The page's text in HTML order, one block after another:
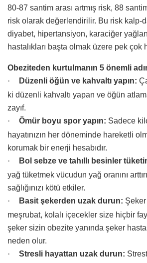
80-87 santim arası artmış risk, 88
risk olarak değerlendirilir. Bu risk kalp-
diyabet, hipertansiyon, karaciğer
hastalıkları başta olmak üzere pek çok
Obeziteden kurtulmanın 5 önemli
·
Düzenli öğün ve kahvaltı yapın:
ki düzenli kahvaltı yapan ve öğün
zayıf.
·
Ömür boyu spor yapın: Sadece
hayatınızın her döneminde hareketli
korumak bir enerji hesabıdır.
·
Bol sebze ve tahıllı besinler
yağ tüketmek vücudun yağ oranını
sağlığınızı kötü etkiler.
·
Basit şekerden uzak durun: Şeker
meşrubat, kolalı içecekler size hiçbir
şeker sizin obezite yanında şeker
neden olur.
·
Stresli hayattan uzak durun: